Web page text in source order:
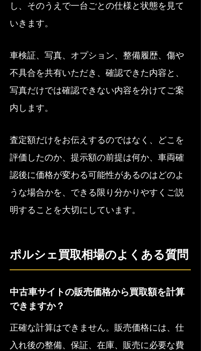
し、そのうえで一台ごとの仕様と状態を見て
いきます。
車検証、写真、オプション、整備履歴、傷や
不具合を共有いただき、確認できた内容と、
写真だけでは確認できない内容を分けてご案
内します。
査定額だけをお伝えするのではなく、どこを
評価したのか、提示額の前提は何か、車両確
認後に価格が変わる可能性があるのはどのよ
うな場合かを、できる限り分かりやすくご説
明することを大切にしています。
ポルシェ買取相場のよくある質問
中古車サイトの販売価格から買取額を計算
できますか？
正確な計算はできません。販売価格には、仕
入れ後の整備、保証、在庫、販売に必要な費